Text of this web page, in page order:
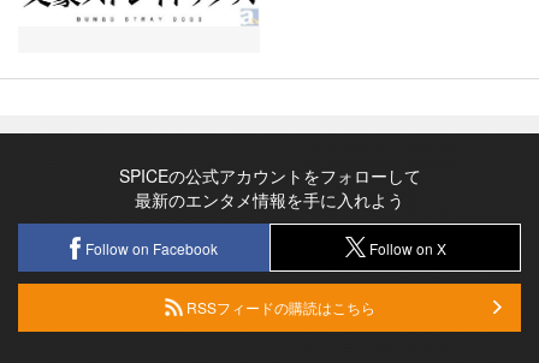
SPICEの公式アカウントをフォローして
最新のエンタメ情報を手に入れよう
Follow on Facebook Follow on X
RSSフィードの購読はこちら